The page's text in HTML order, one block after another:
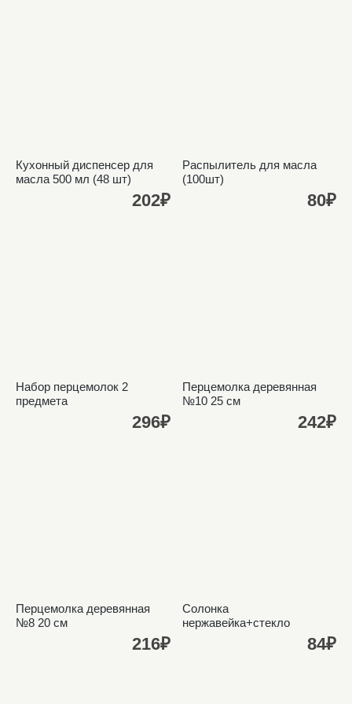
Кухонный диспенсер для
масла 500 мл (48 шт)
202₽
Распылитель для масла
(100шт)
80₽
Набор перцемолок 2
предмета
296₽
Перцемолка деревянная
№10 25 см
242₽
Перцемолка деревянная
№8 20 см
216₽
Солонка
нержавейка+стекло
84₽